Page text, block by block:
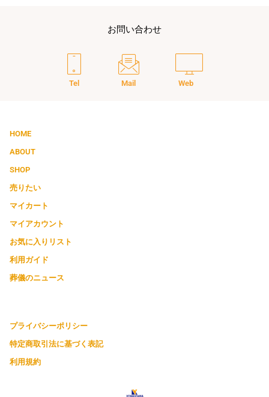
お問い合わせ
Tel Mail Web
HOME
ABOUT
SHOP
売りたい
マイカート
マイアカウント
お気に入りリスト
利用ガイド
葬儀のニュース
プライバシーポリシー
特定商取引法に基づく表記
利用規約